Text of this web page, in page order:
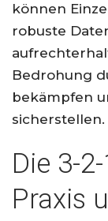
können
robuste
Bedrohung
bekämpfen
sicherstellen.
Die 3-
Praxis